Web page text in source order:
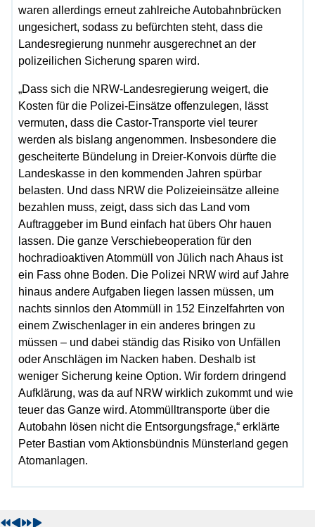
waren allerdings erneut zahlreiche Autobahnbrücken
ungesichert, sodass zu befürchten steht, dass die
Landesregierung nunmehr ausgerechnet an der
polizeilichen Sicherung sparen wird.
„Dass sich die NRW-Landesregierung weigert, die
Kosten für die Polizei-Einsätze offenzulegen, lässt
vermuten, dass die Castor-Transporte viel teurer
werden als bislang angenommen. Insbesondere die
gescheiterte Bündelung in Dreier-Konvois dürfte die
Landeskasse in den kommenden Jahren spürbar
belasten. Und dass NRW die Polizeieinsätze alleine
bezahlen muss, zeigt, dass sich das Land vom
Auftraggeber im Bund einfach hat übers Ohr hauen
lassen. Die ganze Verschiebeoperation für den
hochradioaktiven Atommüll von Jülich nach Ahaus ist
ein Fass ohne Boden. Die Polizei NRW wird auf Jahre
hinaus andere Aufgaben liegen lassen müssen, um
nachts sinnlos den Atommüll in 152 Einzelfahrten von
einem Zwischenlager in ein anderes bringen zu
müssen – und dabei ständig das Risiko von Unfällen
oder Anschlägen im Nacken haben. Deshalb ist
weniger Sicherung keine Option. Wir fordern dringend
Aufklärung, was da auf NRW wirklich zukommt und wie
teuer das Ganze wird. Atommülltransporte über die
Autobahn lösen nicht die Entsorgungsfrage,“ erklärte
Peter Bastian vom Aktionsbündnis Münsterland gegen
Atomanlagen.
o
o ä ä